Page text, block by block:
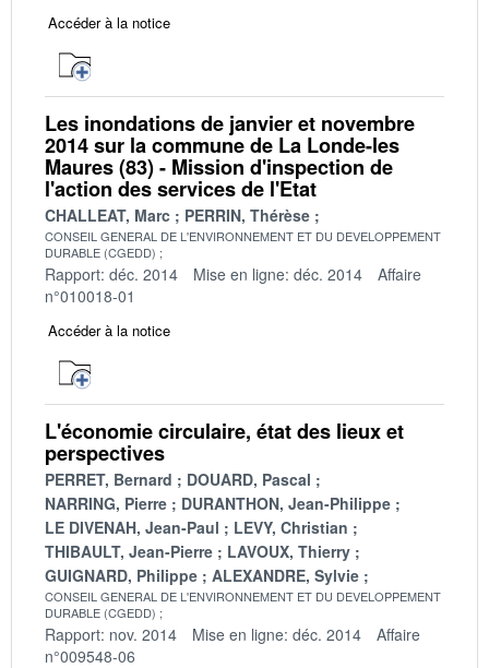
Accéder à la notice
Les inondations de janvier et novembre
2014 sur la commune de La Londe-les
Maures (83) - Mission d'inspection de
l'action des services de l'Etat
CHALLEAT, Marc PERRIN, Thérèse
CONSEIL GENERAL DE L'ENVIRONNEMENT ET DU DEVELOPPEMENT
DURABLE (CGEDD)
Rapport: déc. 2014 Mise en ligne: déc. 2014
Affaire
n°010018-01
Accéder à la notice
L'économie circulaire, état des lieux et
perspectives
PERRET, Bernard
DOUARD, Pascal
NARRING, Pierre
DURANTHON, Jean-Philippe
LE DIVENAH, Jean-Paul
LEVY, Christian
THIBAULT, Jean-Pierre
LAVOUX, Thierry
GUIGNARD, Philippe
ALEXANDRE, Sylvie
CONSEIL GENERAL DE L'ENVIRONNEMENT ET DU DEVELOPPEMENT
DURABLE (CGEDD)
Rapport: nov. 2014 Mise en ligne: déc. 2014
Affaire
n°009548-06